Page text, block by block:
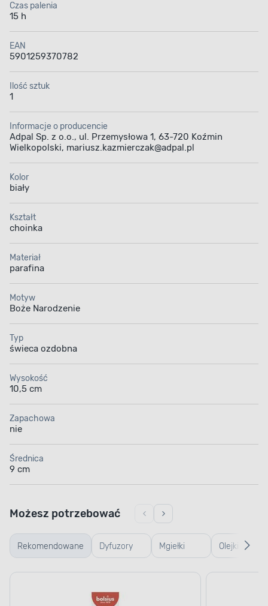
Czas palenia
15 h
EAN
5901259370782
Ilość sztuk
1
Informacje o producencie
Adpal Sp. z o.o., ul. Przemysłowa 1, 63-720 Koźmin
Wielkopolski, mariusz.kazmierczak@adpal.pl
Kolor
biały
Kształt
choinka
Materiał
parafina
Motyw
Boże Narodzenie
Typ
świeca ozdobna
Wysokość
10,5 cm
Zapachowa
nie
Średnica
9 cm
Rekomendowane Dyfuzory
zapachowe
Mgiełki
zapachowe
Olejki
zapachowe
Możesz potrzebować